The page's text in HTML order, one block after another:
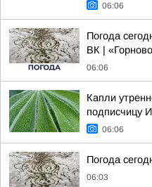
06:06
Погода
ВК |
06:06
Капли
подписчицу
06:06
Погода
06:03